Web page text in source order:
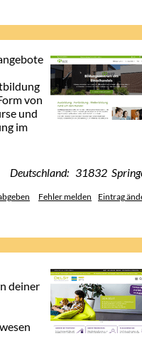
von
und
im
Deutschland: 31832
Fehler melden Eintrag
deiner